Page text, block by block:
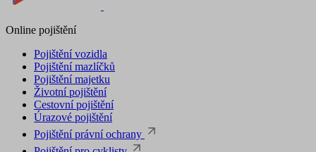
Online pojištění
Pojištění vozidla
Pojištění mazlíčků
Pojištění majetku
Životní pojištění
Cestovní pojištění
Úrazové pojištění
Pojištění právní ochrany